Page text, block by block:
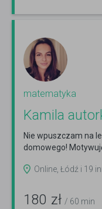
matematyka
Kamila
Nie wpuszczam na
domowego!
Online, Łódź i 19
180 zł / 60 min